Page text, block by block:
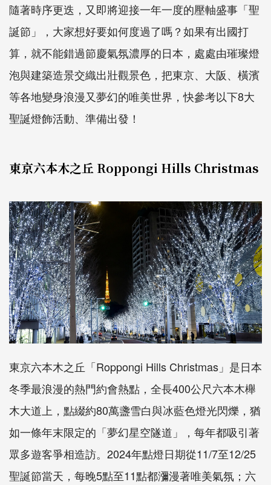
隨著時序更迭，又即將迎接一年一度的壓軸盛事「聖
誕節」，大家想好要如何度過了嗎？如果有出國打
算，就不能錯過節慶氣氛濃厚的日本，處處由璀璨燈
泡與建築造景交織出壯觀景色，把東京、大阪、橫濱
等各地變身浪漫又夢幻的唯美世界，快參考以下8大
聖誕燈飾活動、準備出發！
東京六本木之丘 Roppongi Hills Christmas
東京六本木之丘「Roppongi Hills Christmas」是日本
冬季最浪漫的熱門約會熱點，全長400公尺六本木櫸
木大道上，點綴約80萬盞雪白與冰藍色燈光閃爍，猶
如一條年末限定的「夢幻星空隧道」，每年都吸引著
眾多遊客爭相造訪。2024年點燈日期從11/7至12/25
聖誕節當天，每晚5點至11點都瀰漫著唯美氣氛；六